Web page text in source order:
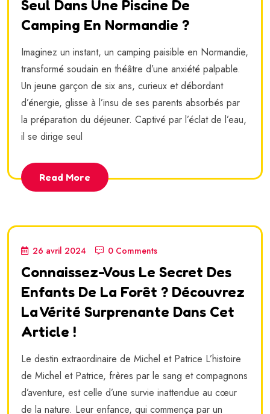
Seul Dans Une Piscine De
Camping En Normandie ?
Imaginez un instant, un camping paisible en Normandie,
transformé soudain en théâtre d’une anxiété palpable.
Un jeune garçon de six ans, curieux et débordant
d’énergie, glisse à l’insu de ses parents absorbés par
la préparation du déjeuner. Captivé par l’éclat de l’eau,
il se dirige seul
Read More
26 avril 2024 0 Comments
Connaissez-Vous Le Secret Des
Enfants De La Forêt ? Découvrez
La Vérité Surprenante Dans Cet
Article !
Le destin extraordinaire de Michel et Patrice L’histoire
de Michel et Patrice, frères par le sang et compagnons
d’aventure, est celle d’une survie inattendue au cœur
de la nature. Leur enfance, qui commença par un